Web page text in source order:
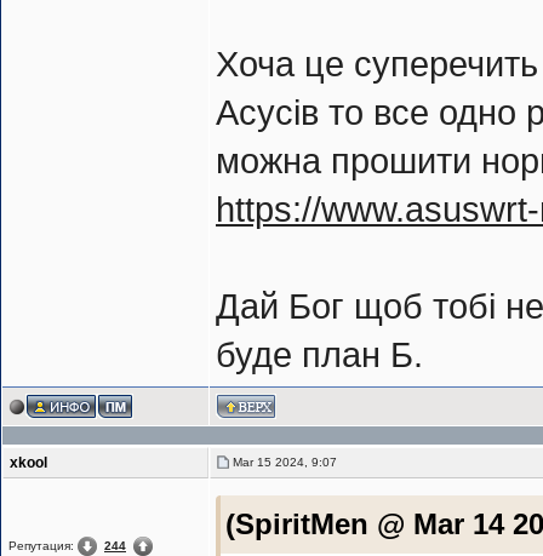
Хоча це суперечить
Асусів то все
можна прошити
https://
Дай Бог щоб тобі
буде план Б.
xkool Mar 15 2024, 9:07
Репутация:
244
(SpiritMen @ Mar 14